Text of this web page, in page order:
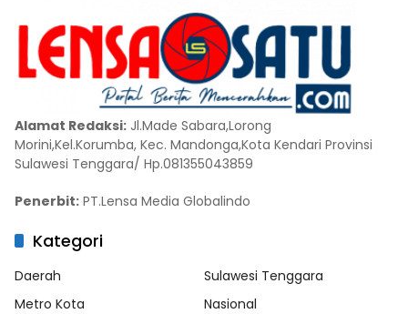
Alamat Redaksi: Jl.Made Sabara,Lorong
Morini,Kel.Korumba, Kec. Mandonga,Kota Kendari Provinsi
Sulawesi Tenggara/ Hp.081355043859
Penerbit: PT.Lensa Media Globalindo
Kategori
Daerah
Sulawesi Tenggara
Metro Kota
Nasional